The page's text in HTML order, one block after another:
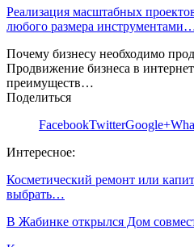
Реализация масштабных
любого размера
Почему бизнесу необходимо
Продвижение бизнеса в
преимуществ…
Поделиться
FacebookTwitterGoogle+
Интересное:
Косметический ремонт или
выбрать…
В Жабинке открылся Дом